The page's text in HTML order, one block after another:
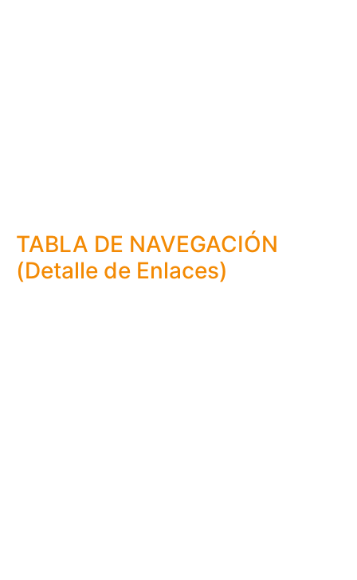
TABLA DE NAVEGACIÓN
(Detalle de Enlaces)